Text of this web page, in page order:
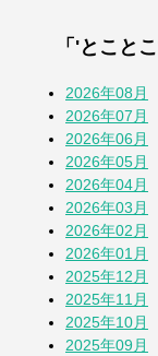
【
手
七
蚕
「'とこと
2026年08月
2026年07月
2026年06月
2026年05月
2026年04月
2026年03月
2026年02月
2026年01月
2025年12月
2025年11月
2025年10月
2025年09月